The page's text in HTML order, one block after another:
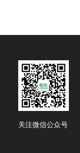
关注微信公众号